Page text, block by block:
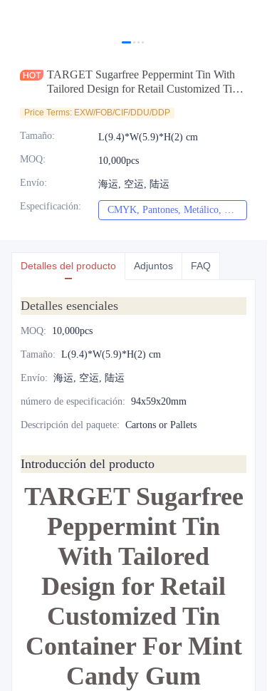
TARGET Sugarfree Peppermint Tin With
Tailored Design for Retail Customized Tin
Packaging
Price Terms: EXW/FOB/CIF/DDU/DDP
Tamaño: L(9.4)*W(5.9)*H(2) cm
MOQ: 10,000pcs
Envío: 海运, 空运, 陆运
Especificación: CMYK, Pantones, Metálico, Color directo, etc.
Detalles del producto Adjuntos FAQ
Detalles esenciales
MOQ: 10,000pcs
Tamaño: L(9.4)*W(5.9)*H(2) cm
Envío: 海运, 空运, 陆运
número de especificación: 94x59x20mm
Descripción del paquete: Cartons or Pallets
Introducción del producto
TARGET Sugarfree
Peppermint Tin
With Tailored
Design for Retail
Customized Tin
Container For Mint
Candy Gum